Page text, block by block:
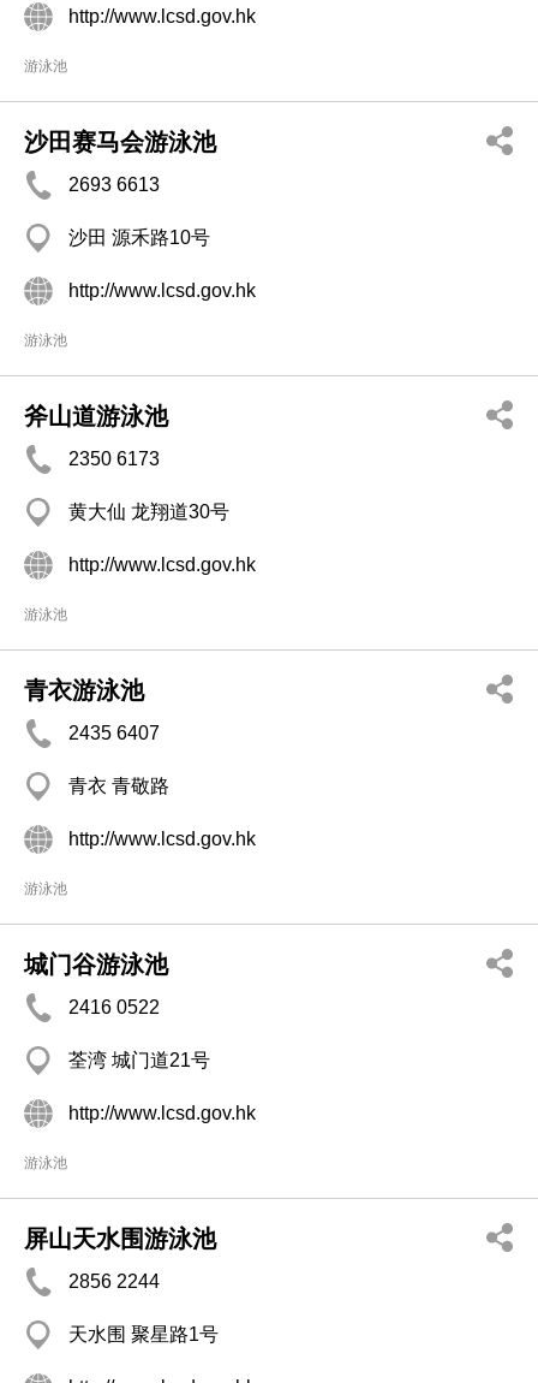
http://www.lcsd.gov.hk
游泳池
沙田赛马会游泳池
2693 6613
沙田 源禾路10号
http://www.lcsd.gov.hk
游泳池
斧山道游泳池
2350 6173
黄大仙 龙翔道30号
http://www.lcsd.gov.hk
游泳池
青衣游泳池
2435 6407
青衣 青敬路
http://www.lcsd.gov.hk
游泳池
城门谷游泳池
2416 0522
荃湾 城门道21号
http://www.lcsd.gov.hk
游泳池
屏山天水围游泳池
2856 2244
天水围 聚星路1号